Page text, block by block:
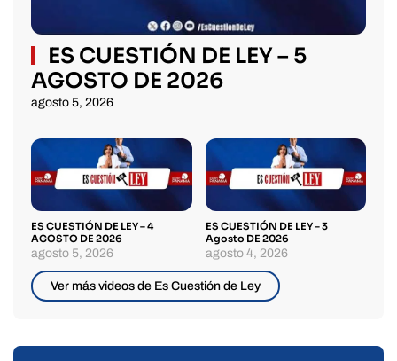
ES CUESTIÓN DE LEY – 5
AGOSTO DE 2026
agosto 5, 2026
ES CUESTIÓN DE LEY – 4
AGOSTO DE 2026
agosto 5, 2026
ES CUESTIÓN DE LEY – 3
Agosto DE 2026
agosto 4, 2026
Ver más videos de Es Cuestión de Ley